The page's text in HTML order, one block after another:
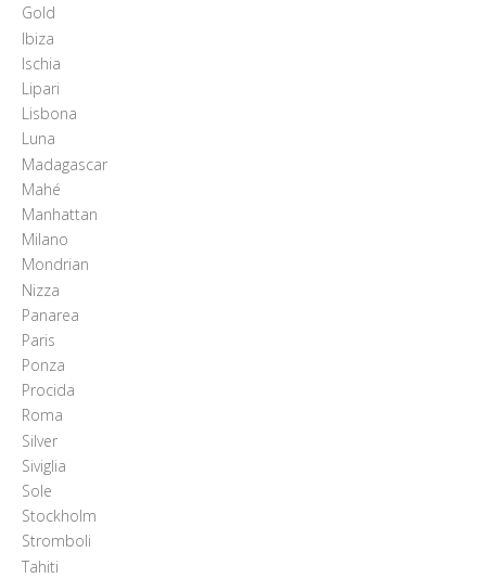
Gold
Ibiza
Ischia
Lipari
Lisbona
Luna
Madagascar
Mahé
Manhattan
Milano
Mondrian
Nizza
Panarea
Paris
Ponza
Procida
Roma
Silver
Siviglia
Sole
Stockholm
Stromboli
Tahiti